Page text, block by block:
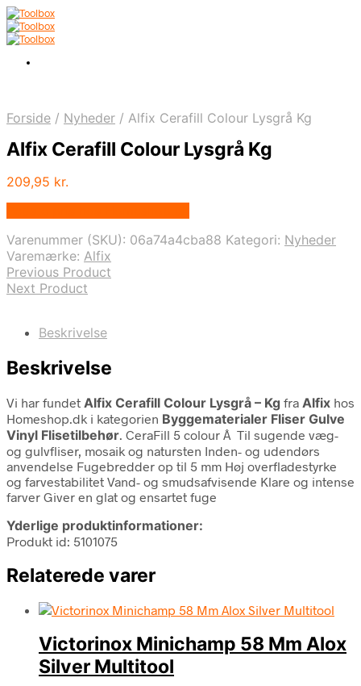
Forside / Nyheder / Alfix Cerafill Colour Lysgrå Kg
Alfix Cerafill Colour Lysgrå Kg
209,95 kr.
Varenummer (SKU): 06a74a4cba88 Kategori: Nyheder
Varemærke: Alfix
Previous Product
Next Product
Beskrivelse
Beskrivelse
Vi har fundet Alfix Cerafill Colour Lysgrå – Kg fra Alfix hos
Homeshop.dk i kategorien Byggematerialer Fliser Gulve
Vinyl Flisetilbehør. CeraFill 5 colour Â Til sugende væg-
og gulvfliser, mosaik og natursten Inden- og udendørs
anvendelse Fugebredder op til 5 mm Høj overfladestyrke
og farvestabilitet Vand- og smudsafvisende Klare og intense
farver Giver en glat og ensartet fuge
Yderlige produktinformationer:
Produkt id: 5101075
Relaterede varer
Victorinox Minichamp 58 Mm Alox
Silver Multitool